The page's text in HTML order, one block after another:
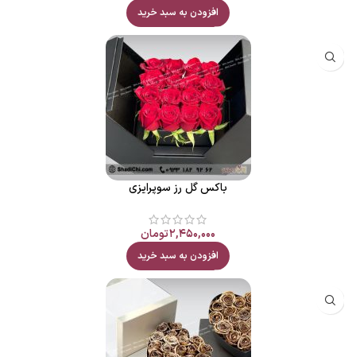
افزودن به سبد خرید
باکس گل رز سوپرایزی
۲,۴۵۰,۰۰۰تومان
افزودن به سبد خرید